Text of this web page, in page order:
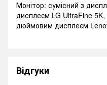
Монітор: сумісний з
дисплеєм LG UltraFine
дюймовим дисплеєм
Відгуки